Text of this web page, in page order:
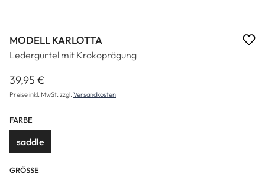
MODELL KARLOTTA
Ledergürtel mit Krokoprägung
Regulärer Preis:
39,95 €
Preise inkl. MwSt. zzgl. Versandkosten
FARBE
saddle
GRÖSSE